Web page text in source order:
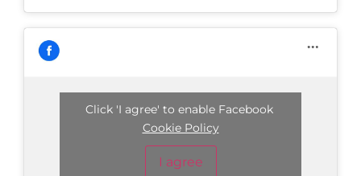
Click 'I agree' to enable Facebook
Cookie Policy
I agree